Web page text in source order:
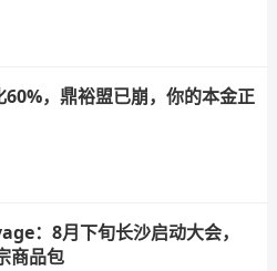
，鼎裕盟已崩，你的本金正
：8月下旬长沙启动大会，
商品包